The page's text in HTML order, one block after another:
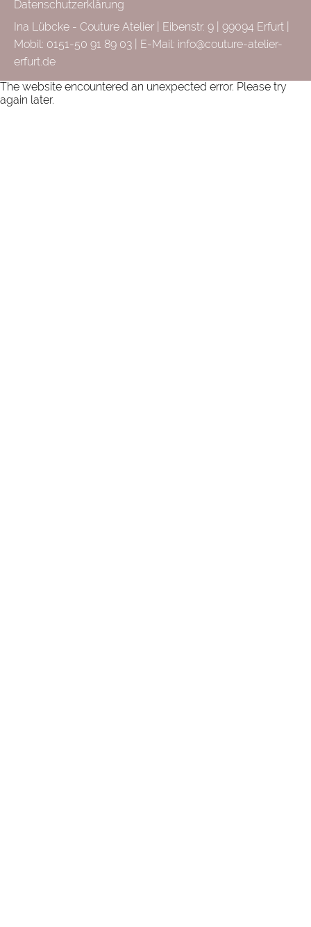
Datenschutzerklärung
Ina Lübcke - Couture Atelier | Eibenstr. 9 | 99094 Erfurt |
Mobil: 0151-50 91 89 03 | E-Mail: info@couture-atelier-
erfurt.de
The website encountered an unexpected error. Please try
again later.